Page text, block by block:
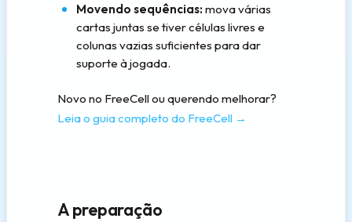
Movendo sequências: mova várias
cartas juntas se tiver células livres e
colunas vazias suficientes para dar
suporte à jogada.
Novo no FreeCell ou querendo melhorar?
Leia o guia completo do FreeCell →
A preparação